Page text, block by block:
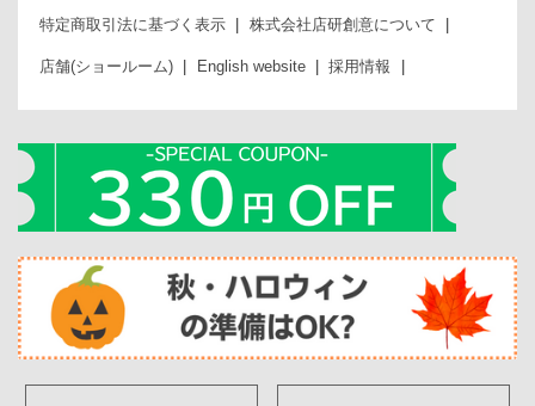
特定商取引法に基づく表示 株式会社店研創意について
店舗(ショールーム) English website 採用情報